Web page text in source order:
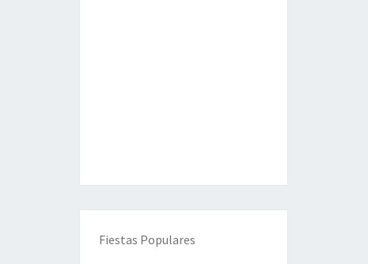
Fiestas Populares